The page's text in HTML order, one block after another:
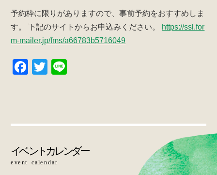
予約枠に限りがありますので、事前予約をおすすめしま
す。
下記のサイトからお申込みください。
https://ssl.for
m-mailer.jp/fms/a66783b5716049
F
b
o
o
T